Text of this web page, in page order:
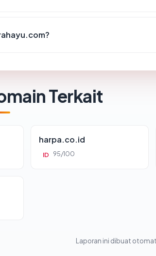
Terkait
harpa.co.id
ID 95/100
Laporan ini dibuat